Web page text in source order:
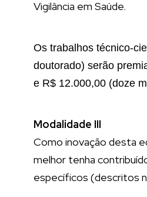
Vigilância em Saúde.
Os trabalhos técnico-
doutorado) serão
e R$ 12.000,00 (doze
Modalidade III
Como inovação desta
melhor tenha
específicos (descritos